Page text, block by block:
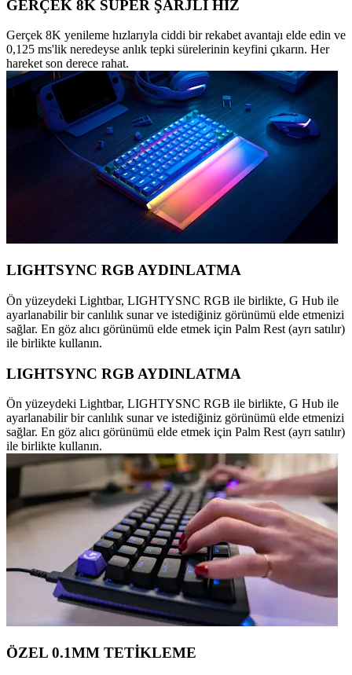
GERÇEK 8K SÜPER ŞARJLI HIZ
Gerçek 8K yenileme hızlarıyla ciddi bir rekabet avantajı elde edin ve
0,125 ms'lik neredeyse anlık tepki sürelerinin keyfini çıkarın. Her
hareket son derece rahat.
LIGHTSYNC RGB AYDINLATMA
Ön yüzeydeki Lightbar, LIGHTYSNC RGB ile birlikte, G Hub ile
ayarlanabilir bir canlılık sunar ve istediğiniz görünümü elde etmenizi
sağlar. En göz alıcı görünümü elde etmek için Palm Rest (ayrı satılır)
ile birlikte kullanın.
LIGHTSYNC RGB AYDINLATMA
Ön yüzeydeki Lightbar, LIGHTYSNC RGB ile birlikte, G Hub ile
ayarlanabilir bir canlılık sunar ve istediğiniz görünümü elde etmenizi
sağlar. En göz alıcı görünümü elde etmek için Palm Rest (ayrı satılır)
ile birlikte kullanın.
ÖZEL 0.1MM TETİKLEME